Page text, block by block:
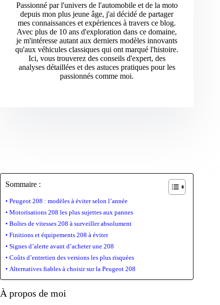
Passionné par l'univers de l'automobile et de la moto
depuis mon plus jeune âge, j'ai décidé de partager
mes connaissances et expériences à travers ce blog.
Avec plus de 10 ans d'exploration dans ce domaine,
je m'intéresse autant aux derniers modèles innovants
qu'aux véhicules classiques qui ont marqué l'histoire.
Ici, vous trouverez des conseils d'expert, des
analyses détaillées et des astuces pratiques pour les
passionnés comme moi.
Sommaire :
Peugeot 208 : modèles à éviter selon l’année
Motorisations 208 les plus sujettes aux pannes
Boîtes de vitesses 208 à surveiller absolument
Finitions et équipements 208 à éviter
Signes d’alerte avant d’acheter une 208
Coûts d’entretien des versions les plus risquées
Alternatives fiables à choisir sur la Peugeot 208
À propos de moi